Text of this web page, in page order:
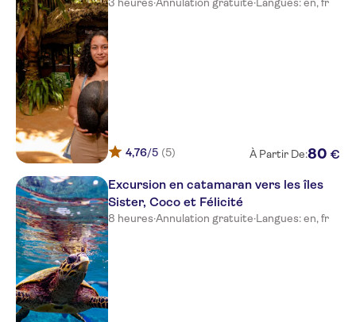
4,76/5 (5) À Partir De:80 €
Excursion en catamaran vers les îles
Sister, Coco et Félicité
8 heures·Annulation gratuite·Langues: en, fr